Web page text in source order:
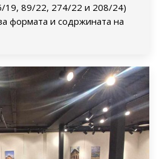
19, 89/22, 274/22 и 208/24)
формата и содржината на